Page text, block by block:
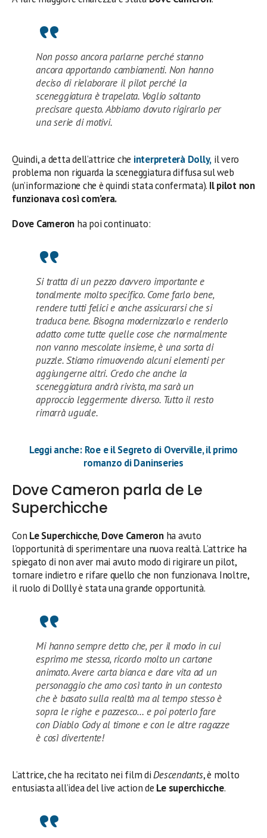
Non posso ancora parlarne perché stanno
ancora apportando cambiamenti. Non hanno
deciso di rielaborare il pilot perché la
sceneggiatura è trapelata. Voglio soltanto
precisare questo. Abbiamo dovuto rigirarlo per
una serie di motivi.
Quindi, a detta dell’attrice che interpreterà Dolly, il vero
problema non riguarda la sceneggiatura diffusa sul web
(un’informazione che è quindi stata confermata). Il pilot non
funzionava così com’era.
Dove Cameron ha poi continuato:
Si tratta di un pezzo davvero importante e
tonalmente molto specifico. Come farlo bene,
rendere tutti felici e anche assicurarsi che si
traduca bene. Bisogna modernizzarlo e renderlo
adatto come tutte quelle cose che normalmente
non vanno mescolate insieme, è una sorta di
puzzle. Stiamo rimuovendo alcuni elementi per
aggiungerne altri. Credo che anche la
sceneggiatura andrà rivista, ma sarà un
approccio leggermente diverso. Tutto il resto
rimarrà uguale.
Leggi anche: Roe e il Segreto di Overville, il primo
romanzo di Daninseries
Dove Cameron parla de Le
Superchicche
Con Le Superchicche, Dove Cameronha avuto
l’opportunità di sperimentare una nuova realtà. L’attrice ha
spiegato di non aver mai avuto modo di rigirare un pilot,
tornare indietro e rifare quello che non funzionava. Inoltre,
il ruolo di Dollly è stata una grande opportunità.
Mi hanno sempre detto che, per il modo in cui
esprimo me stessa, ricordo molto un cartone
animato. Avere carta bianca e dare vita ad un
personaggio che amo così tanto in un contesto
che è basato sulla realtà ma al tempo stesso è
sopra le righe e pazzesco… e poi poterlo fare
con Diablo Cody al timone e con le altre ragazze
è così divertente!
L’attrice, che ha recitato nei film diDescendants, è molto
entusiasta all’idea del live action de Le superchicche.